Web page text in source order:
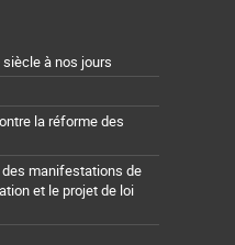
à nos jours
la réforme des
manifestations de
et le projet de loi